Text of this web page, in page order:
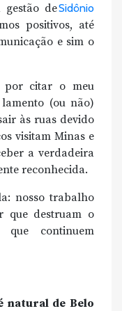
gestão deSidônio
positivos, até
e sim o
por citar o meu
(ou não)
às ruas devido
visitam Minas e
a verdadeira
reconhecida.
nosso trabalho
que destruam o
que continuem
natural de Belo